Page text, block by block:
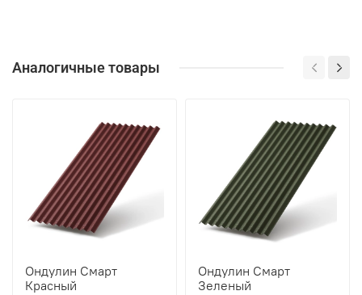
Аналогичные товары
Ондулин Смарт
Красный
Ондулин Смарт
Зеленый